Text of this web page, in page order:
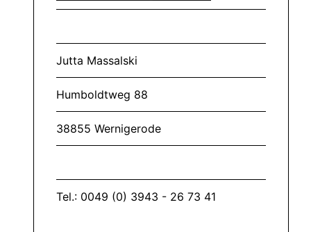
Jutta Massalski
Humboldtweg 88
38855 Wernigerode
Tel.: 0049 (0) 3943 - 26 73 41